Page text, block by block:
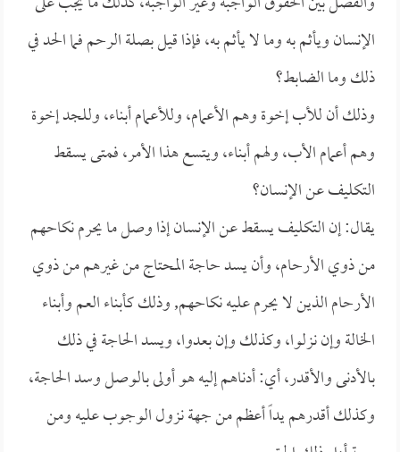
الإنسان ويأثم به وما لا يأثم به، فإذا قيل بصلة الرحم فما الحد في
ذلك وما الضابط؟
وذلك أن للأب إخوة وهم الأعمام، وللأعمام أبناء، وللجد إخوة
وهم أعمام الأب، ولهم أبناء، ويتسع هذا الأمر، فمتى يسقط
التكليف عن الإنسان؟
يقال: إن التكليف يسقط عن الإنسان إذا وصل ما يحرم نكاحهم
من ذوي الأرحام، وأن يسد حاجة المحتاج من غيرهم من ذوي
الأرحام الذين لا يحرم عليه نكاحهم, وذلك كأبناء العم وأبناء
الخالة وإن نزلوا، وكذلك وإن بعدوا، ويسد الحاجة في ذلك
بالأدنى والأقدر، أي: أدناهم إليه هو أولى بالوصل وسد الحاجة،
وكذلك أقدرهم يداً أعظم من جهة نزول الوجوب عليه ومن